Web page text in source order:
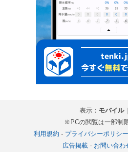
表示： モバイル｜
※PCの閲覧は一部制
利用規約 - プライバシーポリシー
広告掲載- お問い合わ